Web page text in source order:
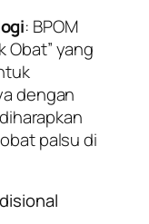
: BPOM
Obat” yang
dengan
palsu di